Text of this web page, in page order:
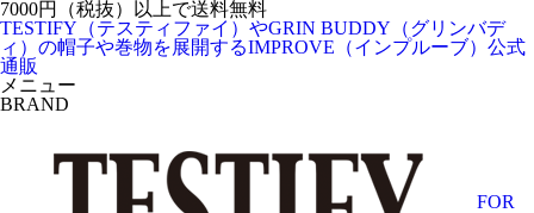
7000円（税抜）以上で送料無料
TESTIFY（テスティファイ）やGRIN BUDDY（グリンバデ
ィ）の帽子や巻物を展開するIMPROVE（インプルーブ）公式
通販
メニュー
BRAND
FOR